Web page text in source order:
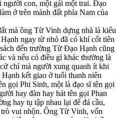
người con, một gái một trai. Đạo
ở trên mảnh đất phía Nam của
mà ông Từ Vinh dựng nhà là kiểu
ngay từ nhỏ đã có khí cốt tiên
đến trường Từ Đạo Hạnh cũng
và nếu có điều gì khác thường là
chỉ mà người xung quanh ít khi
kết giao ở tuổi thanh niên
gọi Phi Sinh, một là đạo sĩ tên gọi
hay đàn hay hát tên gọi Phan
hay tụ tập nhau lại để đá cầu,
trò vui nhộn. Ông Từ Vinh, vốn